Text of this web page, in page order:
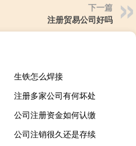
下一篇
注册贸易公司好吗
生铁怎么焊接
注册多家公司有何坏处
公司注册资金如何认缴
公司注销很久还是存续